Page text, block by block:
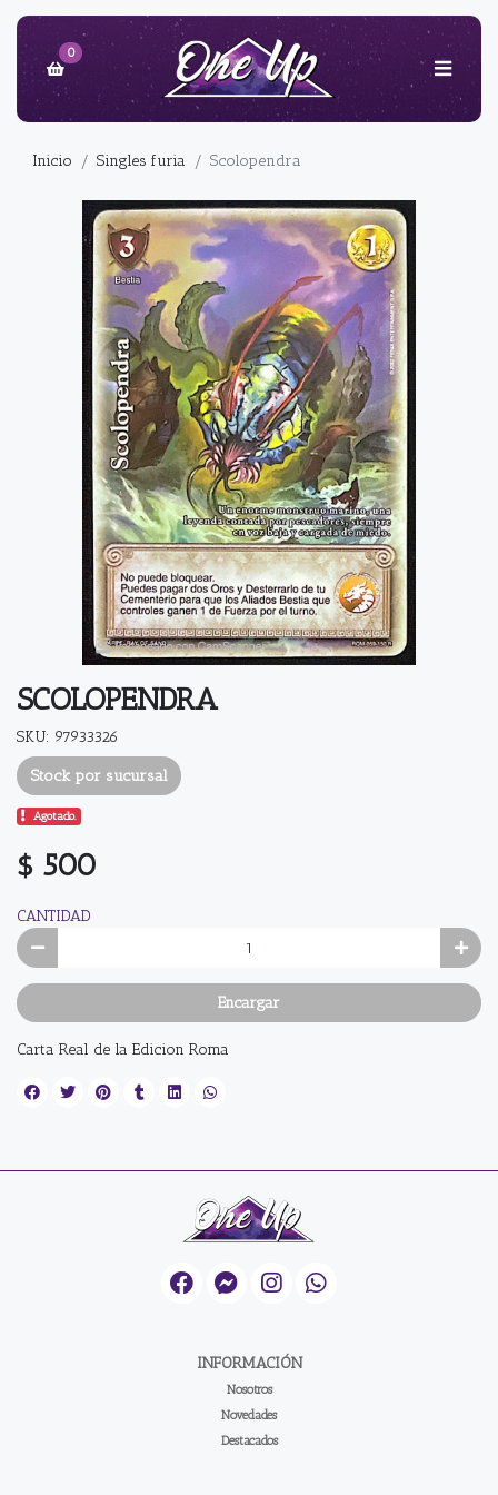
0
Inicio Singles furia Scolopendra
SCOLOPENDRA
SKU: 97933326
Stock por sucursal
Agotado.
$ 500
CANTIDAD
Encargar
Carta Real de la Edicion Roma
INFORMACIÓN
Nosotros
Novedades
Destacados